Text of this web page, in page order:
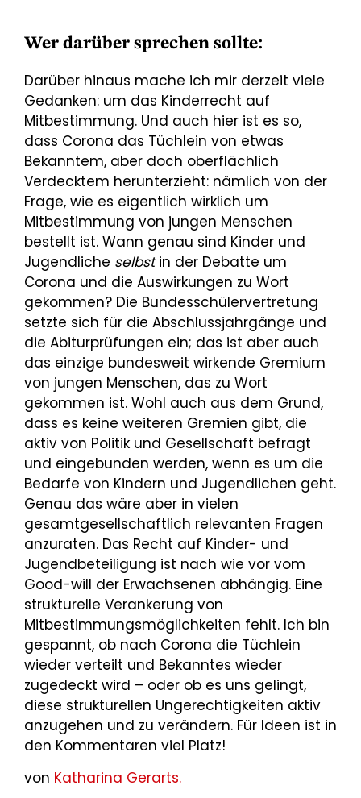
Wer darüber sprechen sollte:
Darüber hinaus mache ich mir derzeit viele
Gedanken: um das Kinderrecht auf
Mitbestimmung. Und auch hier ist es so,
dass Corona das Tüchlein von etwas
Bekanntem, aber doch oberflächlich
Verdecktem herunterzieht: nämlich von der
Frage, wie es eigentlich wirklich um
Mitbestimmung von jungen Menschen
bestellt ist. Wann genau sind Kinder und
Jugendliche selbstin der Debatte um
Corona und die Auswirkungen zu Wort
gekommen? Die Bundesschülervertretung
setzte sich für die Abschlussjahrgänge und
die Abiturprüfungen ein; das ist aber auch
das einzige bundesweit wirkende Gremium
von jungen Menschen, das zu Wort
gekommen ist. Wohl auch aus dem Grund,
dass es keine weiteren Gremien gibt, die
aktiv von Politik und Gesellschaft befragt
und eingebunden werden, wenn es um die
Bedarfe von Kindern und Jugendlichen geht.
Genau das wäre aber in vielen
gesamtgesellschaftlich relevanten Fragen
anzuraten. Das Recht auf Kinder- und
Jugendbeteiligung ist nach wie vor vom
Good-will der Erwachsenen abhängig. Eine
strukturelle Verankerung von
Mitbestimmungsmöglichkeiten fehlt. Ich bin
gespannt, ob nach Corona die Tüchlein
wieder verteilt und Bekanntes wieder
zugedeckt wird – oder ob es uns gelingt,
diese strukturellen Ungerechtigkeiten aktiv
anzugehen und zu verändern. Für Ideen ist in
den Kommentaren viel Platz!
von Katharina Gerarts.